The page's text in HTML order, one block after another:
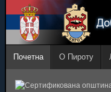
Почетна О Пироту